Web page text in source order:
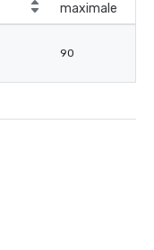
maximale
90